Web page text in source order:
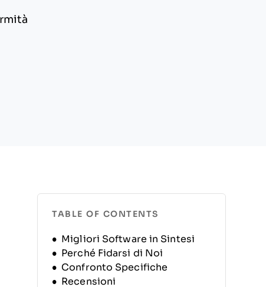
TABLE OF CONTENTS
Migliori Software in Sintesi
Perché Fidarsi di Noi
Confronto Specifiche
Recensioni